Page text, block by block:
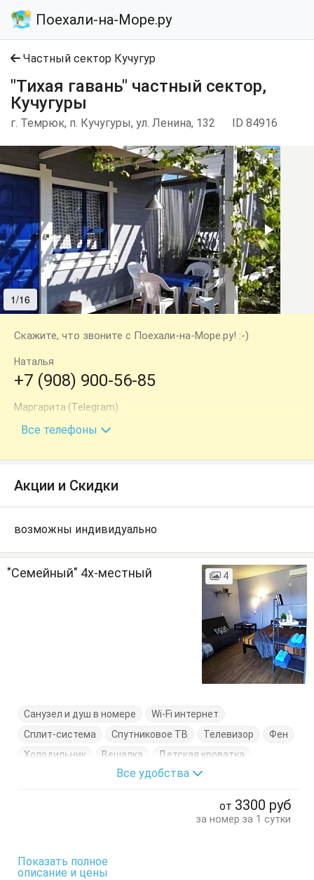
Поехали-на-Море.ру
Частный сектор Кучугур
"Тихая гавань" частный сектор,
Кучугуры
г. Темрюк, п. Кучугуры, ул. Ленина, 132 ID 84916
1/16
Скажите, что звоните с Поехали-на-Море.ру! :-)
Наталья
+7 (908) 900-56-85
Маргарита (Telegram)
+7 (961) 582-54-96
Все телефоны
Акции и Скидки
возможны индивидуально
"Семейный" 4х-местный 4
Санузел и душ в номере
Wi-Fi интернет
Сплит-система
Спутниковое ТВ Телевизор
Фен
Холодильник
Вешалка
Детская кроватка
Журнальный столик
Все удобства
от 3300 руб
за номер за 1 сутки
Показать полное
описание и цены